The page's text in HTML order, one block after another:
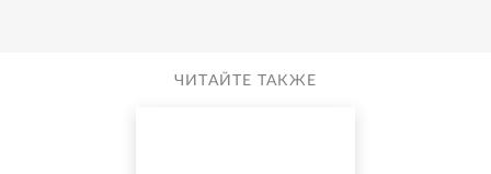
ЧИТАЙТЕ ТАКЖЕ